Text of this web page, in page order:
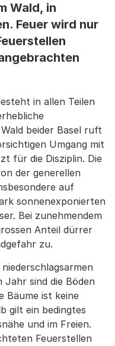
Wald, in
Feuer wird nur
in allen Teilen
beider Basel ruft
Umgang mit
für die Disziplin. Die
der generellen
auf
sonnenexponierten
Bei zunehmendem
Anteil dürrer
zu.
Jahr sind die Böden
Bäume ist keine
gilt ein bedingtes
und im Freien.
Feuerstellen